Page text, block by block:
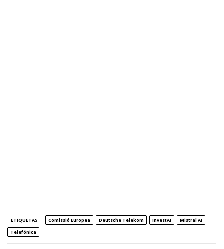
ETIQUETAS Comissió Europea Deutsche Telekom InvestAI
Mistral AI
Telefónica